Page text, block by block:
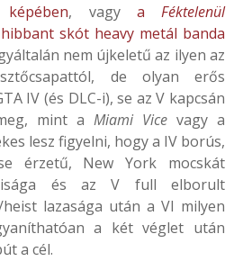
, vagy aFéktelenül
skót heavy metál banda
nem újkeletű az ilyen az
de olyan erős
IV (és DLC-i), se az V kapcsán
mint a Miami Vice vagy a
lesz figyelni, hogy a IV borús,
érzetű, New York mocskát
és az V full elborult
lazasága után a VI milyen
a két véglet után
a cél.